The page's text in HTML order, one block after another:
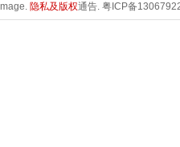
隐私及版权通告. 粤ICP备